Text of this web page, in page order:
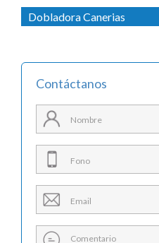
Dobladora Canerias
Contáctanos